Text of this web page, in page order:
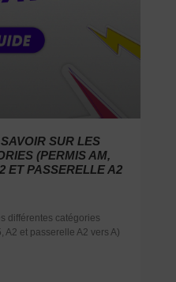
SUR LES
(PERMIS AM,
ET PASSERELLE A2
différentes catégories
A2 et passerelle A2 vers A)